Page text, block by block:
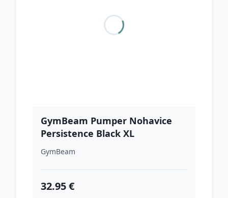
GymBeam Pumper Nohavice
Persistence Black XL
GymBeam
32.95 €